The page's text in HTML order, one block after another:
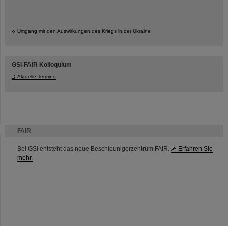
FAIR
Bei GSI entsteht das neue Beschleunigerzentrum FAIR.
Erfahren Sie
mehr.
Umgang mit den Auswirkungen des Kriegs in der Ukraine
GSI-FAIR Kolloquium
Aktuelle Termine